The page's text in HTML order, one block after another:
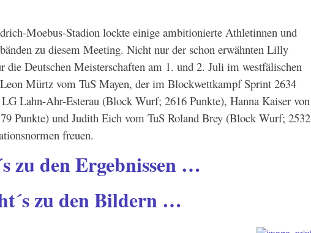
Moebus-Stadion lockte einige ambitionierte Athletinnen und
zu diesem Meeting. Nicht nur der schon erwähnten Lilly
Deutschen Meisterschaften am 1. und 2. Juli im westfälischen
Mürtz vom TuS Mayen, der im Blockwettkampf Sprint 2634
Lahn-Ahr-Esterau (Block Wurf; 2616 Punkte), Hanna Kaiser von
Punkte) und Judith Eich vom TuS Roland Brey (Block Wurf; 2532
freuen.
zu den Ergebnissen …
zu den Bildern …